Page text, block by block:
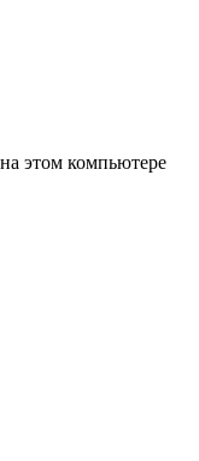
этом компьютере